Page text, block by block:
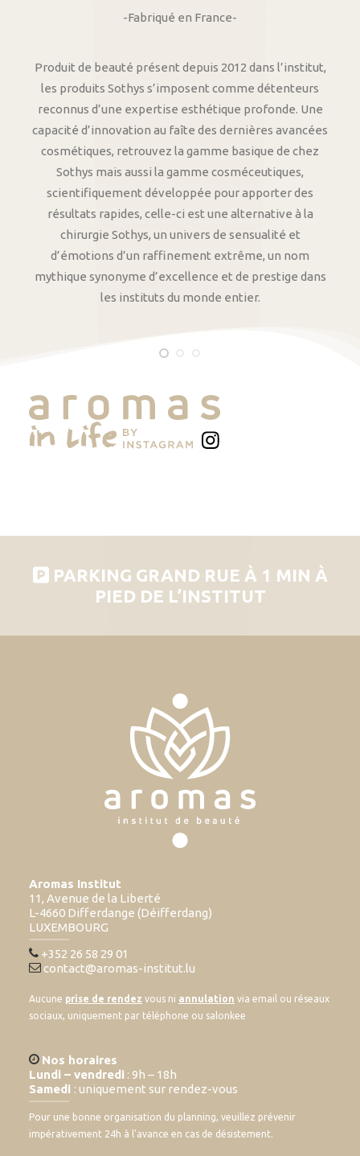
-Fabriqué en France-
Produit de beauté présent depuis 2012 dans l’institut,
les produits Sothys s’imposent comme détenteurs
reconnus d’une expertise esthétique profonde. Une
capacité d’innovation au faîte des dernières avancées
cosmétiques, retrouvez la gamme basique de chez
Sothys mais aussi la gamme cosméceutiques,
scientifiquement développée pour apporter des
résultats rapides, celle-ci est une alternative à la
chirurgie Sothys, un univers de sensualité et
d’émotions d’un raffinement extrême, un nom
mythique synonyme d’excellence et de prestige dans
les instituts du monde entier.
PARKING GRAND RUE À 1 MIN À
PIED DE L’INSTITUT
Aromas Institut
11, Avenue de la Liberté
L-4660 Differdange (Déifferdang)
LUXEMBOURG
+352 26 58 29 01
contact@aromas-institut.lu
Aucune prise de rendez vous ni annulation via email ou réseaux
sociaux, uniquement par téléphone ou salonkee
Nos horaires
Lundi – vendredi : 9h – 18h
Samedi : uniquement sur rendez-vous
Pour une bonne organisation du planning, veuillez prévenir
impérativement 24h à l’avance en cas de désistement.